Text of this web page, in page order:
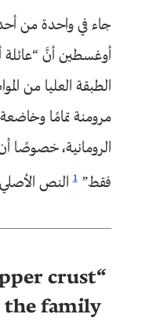
جاء في واحدة من
أوغسطين أنَّ “عائلة
الطبقة العليا من
مرومنة تمامًا
الرومانية، خصوصًا
فقط”1النص
crust
the family